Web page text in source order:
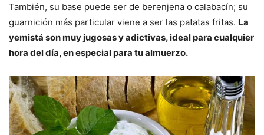
También, su base puede ser de berenjena o calabacín; su
guarnición más particular viene a ser las patatas fritas. La
yemistá son muy jugosas y adictivas, ideal para cualquier
hora del día, en especial para tu almuerzo.